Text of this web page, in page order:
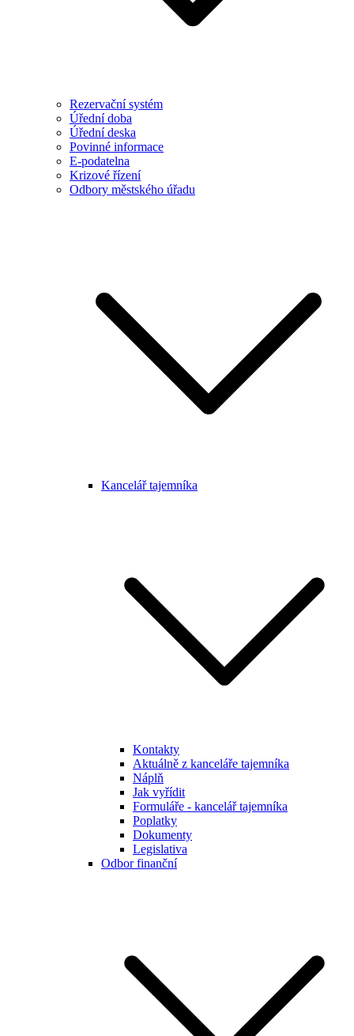
Rezervační systém
Úřední doba
Úřední deska
Povinné informace
E-podatelna
Krizové řízení
Odbory městského úřadu
Kancelář tajemníka
Kontakty
Aktuálně z kanceláře tajemníka
Náplň
Jak vyřídit
Formuláře - kancelář tajemníka
Poplatky
Dokumenty
Legislativa
Odbor finanční